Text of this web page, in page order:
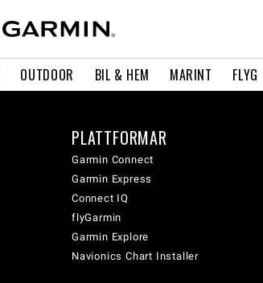
OUTDOOR BIL & HEM MARINT FLYG
PLATTFORMAR
Garmin Connect
Garmin Express
Connect IQ
flyGarmin
Garmin Explore
Navionics Chart Installer